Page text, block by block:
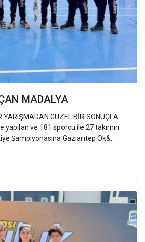
MADALYA
YARIŞMADAN GÜZEL BİR SONUÇLA
yapılan ve 181 sporcu ile 27 takımın
Şampiyonasına Gaziantep Ok&..